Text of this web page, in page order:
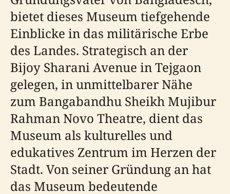
bietet dieses Museum tiefgehende
Einblicke in das militärische Erbe
des Landes. Strategisch an der
Bijoy Sharani Avenue in Tejgaon
gelegen, in unmittelbarer Nähe
zum Bangabandhu Sheikh Mujibur
Rahman Novo Theatre, dient das
Museum als kulturelles und
edukatives Zentrum im Herzen der
Stadt. Von seiner Gründung an hat
das Museum bedeutende